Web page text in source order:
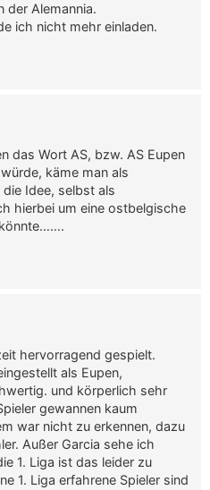
der Alemannia.
ich nicht mehr einladen.
das Wort AS, bzw. AS Eupen
käme man als
Idee, selbst als
hierbei um eine ostbelgische
hervorragend gespielt.
als Eupen,
und körperlich sehr
gewannen kaum
war nicht zu erkennen, dazu
Außer Garcia sehe ich
1. Liga ist das leider zu
1. Liga erfahrene Spieler sind